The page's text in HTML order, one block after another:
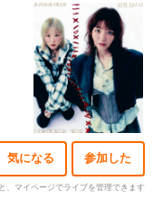
気になる 参加した
、マイページでライブを管理できます